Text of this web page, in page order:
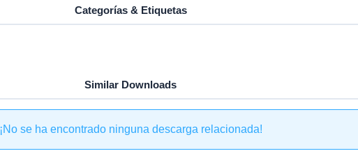
Categorías & Etiquetas
Similar Downloads
¡No se ha encontrado ninguna descarga relacionada!